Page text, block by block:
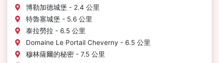
博勒加德城堡 - 2.4 公里
特魯塞城堡 - 5.6 公里
泰拉勞拉 - 6.5 公里
Domaine Le Portail Cheverny - 6.5 公里
穆林薩爾的秘密 - 7.5 公里